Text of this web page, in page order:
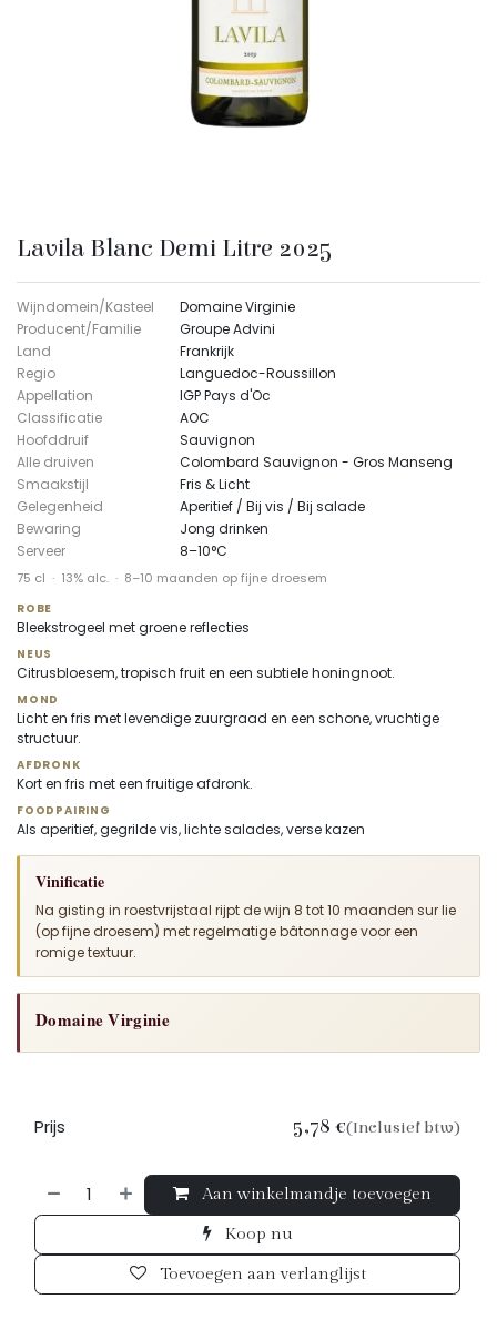
Lavila Blanc Demi Litre 2025
Wijndomein/Kasteel
Domaine Virginie
Producent/Familie
Groupe Advini
Land
Frankrijk
Regio
Languedoc-Roussillon
Appellation
IGP Pays d'Oc
Classificatie
AOC
Hoofddruif
Sauvignon
Alle druiven
Colombard Sauvignon - Gros Manseng
Smaakstijl
Fris & Licht
Gelegenheid
Aperitief / Bij vis / Bij salade
Bewaring
Jong drinken
Serveer
8–10°C
75 cl · 13% alc. · 8–10 maanden op fijne droesem
ROBE
Bleekstrogeel met groene reflecties
NEUS
Citrusbloesem, tropisch fruit en een subtiele honingnoot.
MOND
Licht en fris met levendige zuurgraad en een schone, vruchtige
structuur.
AFDRONK
Kort en fris met een fruitige afdronk.
FOODPAIRING
Als aperitief, gegrilde vis, lichte salades, verse kazen
Vinificatie
Na gisting in roestvrijstaal rijpt de wijn 8 tot 10 maanden sur lie
(op fijne droesem) met regelmatige bâtonnage voor een
romige textuur.
Domaine Virginie
Aan winkelmandje toevoegen
Koop nu
Toevoegen aan verlanglijst
Prijs 5,78 €(Inclusief btw)